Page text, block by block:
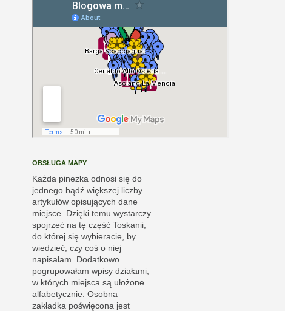
OBSŁUGA MAPY
Każda pinezka odnosi się do
jednego bądź większej liczby
artykułów opisujących dane
miejsce. Dzięki temu wystarczy
spojrzeć na tę część Toskanii,
do której się wybieracie, by
wiedzieć, czy coś o niej
napisałam. Dodatkowo
pogrupowałam wpisy działami,
w których miejsca są ułożone
alfabetycznie. Osobna
zakładka poświęcona jest